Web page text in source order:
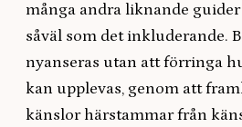
många andra liknande
såväl som det inkluderande.
nyanseras utan att förringa
kan upplevas, genom att
känslor härstammar från